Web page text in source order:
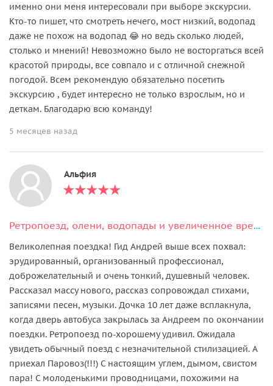
именно они меня интересовали при выборе экскурсии.
Кто-то пишет, что смотреть нечего, мост низкий, водопад
даже не похож на водопад 😂 но ведь сколько людей,
столько и мнений! Невозможно было не восторгаться всей
красотой природы, все совпало и с отличной снежной
погодой. Всем рекомендую обязательно посетить
экскурсию , будет интересно не только взрослым, но и
деткам. Благодарю всю команду!
5 месяцев назад
Альфия
Ретропоезд, олени, водопады и увеличенное время в парке Рускеала
Великолепная поездка! Гид Андрей выше всех похвал:
эрудированный, организованный профессионал,
доброжелательный и очень тонкий, душевный человек.
Рассказал массу нового, рассказ сопровождал стихами,
записями песен, музыки. Дочка 10 лет даже всплакнула,
когда дверь автобуса закрылась за Андреем по окончании
поездки. Ретропоезд по-хорошему удивил. Ожидала
увидеть обычный поезд с незначительной стилизацией. А
приехал Паровоз(!!!) С настоящим углем, дымом, свистом
пара! С молоденькими проводницами, похожими на